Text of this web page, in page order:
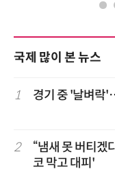
국제 많이 본 뉴스
1 경기 중 '날벼락
2
“냄새 못 버티겠
코 막고 대피'